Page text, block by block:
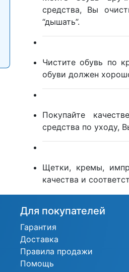
средства, Вы
“дышать”.
Чистите обувь по
обуви должен
Покупайте
средства по уходу,
Щетки, кремы,
качества и
Для покупателей
Гарантия
Доставка
Правила продажи
Помощь